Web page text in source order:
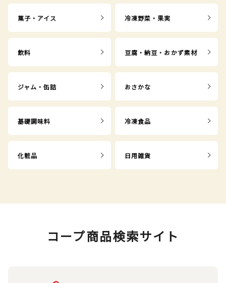
菓子・アイス 冷凍野菜・果実
飲料 豆腐・納豆・おかず素材
ジャム・缶詰 おさかな
基礎調味料 冷凍食品
化粧品 日用雑貨
コープ商品検索サイト